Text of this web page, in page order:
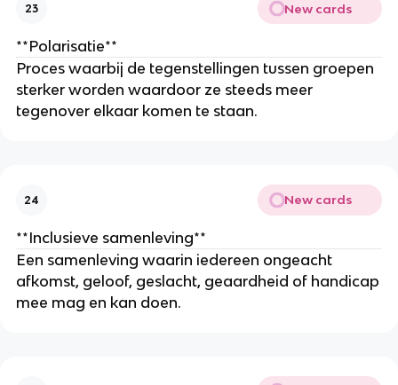
23 New cards
**Polarisatie**
Proces waarbij de tegenstellingen tussen groepen
sterker worden waardoor ze steeds meer
tegenover elkaar komen te staan.
24 New cards
**Inclusieve samenleving**
Een samenleving waarin iedereen ongeacht
afkomst, geloof, geslacht, geaardheid of handicap
mee mag en kan doen.